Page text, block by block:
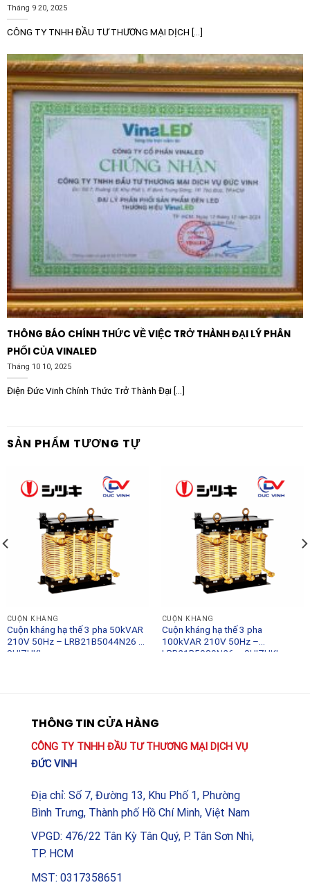
Tháng 9 20, 2025
CÔNG TY TNHH ĐẦU TƯ THƯƠNG MẠI DỊCH [...]
THÔNG BÁO CHÍNH THỨC VỀ VIỆC TRỞ THÀNH ĐẠI LÝ PHÂN
PHỐI CỦA VINALED
Tháng 10 10, 2025
Điện Đức Vinh Chính Thức Trở Thành Đại [...]
SẢN PHẨM TƯƠNG TỰ
CUỘN KHÁNG
Cuộn kháng hạ thế 3 pha 50kVAR
210V 50Hz – LRB21B5044N26 –
SHIZUKI
CUỘN KHÁNG
Cuộn kháng hạ thế 3 pha
100kVAR 210V 50Hz –
LRB21B5089N26 – SHIZUKI
THÔNG TIN CỬA HÀNG
CÔNG TY TNHH ĐẦU TƯ THƯƠNG MẠI DỊCH VỤ
ĐỨC VINH
Địa chỉ: Số 7, Đường 13, Khu Phố 1, Phường
Bình Trưng, Thành phố Hồ Chí Minh, Việt Nam
VPGD: 476/22 Tân Kỳ Tân Quý, P. Tân Sơn Nhì,
TP. HCM
MST: 0317358651